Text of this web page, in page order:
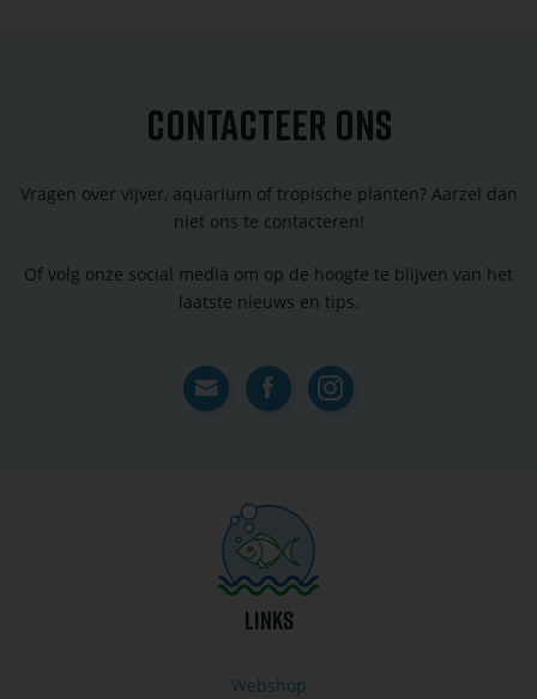
CONTACTEER ONS
Vragen over vijver, aquarium of tropische planten? Aarzel dan
niet ons te contacteren!
Of volg onze social media om op de hoogte te blijven van het
laatste nieuws en tips.
ContactFacebookInstagram
LINKS
Webshop